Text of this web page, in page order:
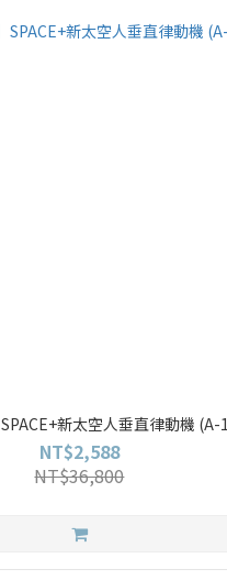
新太空人垂直律動機 (A-
NT$2,588
NT$36,800